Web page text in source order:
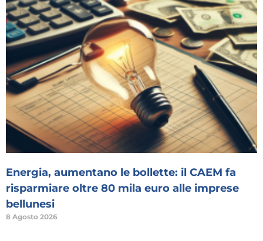
Energia, aumentano le bollette: il CAEM fa
risparmiare oltre 80 mila euro alle imprese
bellunesi
8 Agosto 2026